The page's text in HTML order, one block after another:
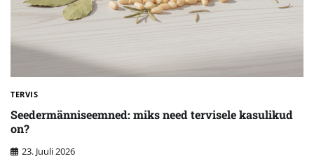
TERVIS
Seedermänniseemned: miks need tervisele kasulikud
on?
23. Juuli 2026